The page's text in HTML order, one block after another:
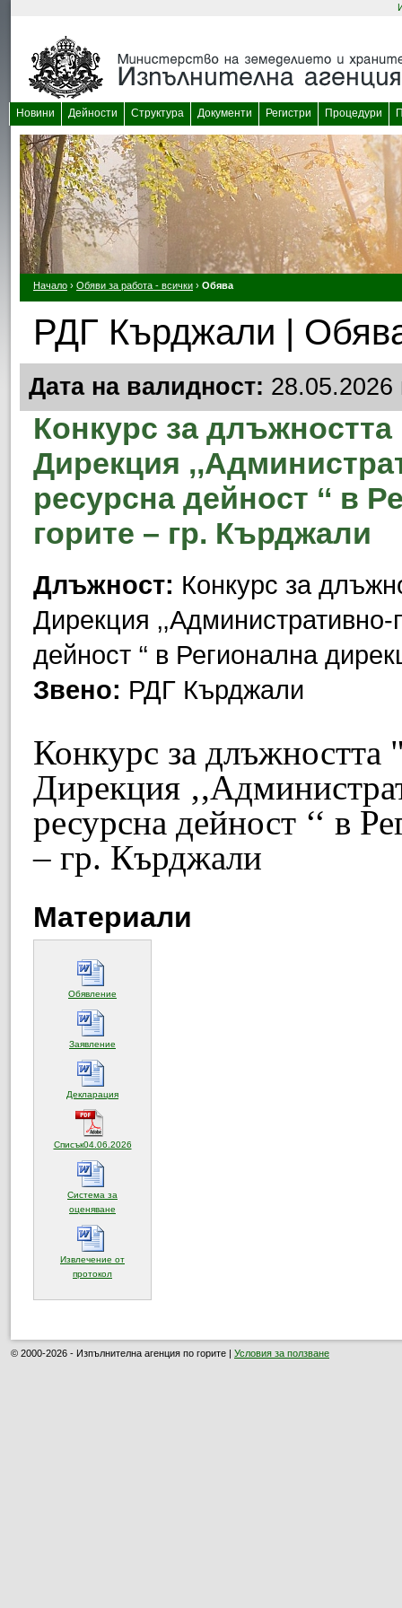
Новини Дейности Структура Документи Регистри Процедури
Начало › Обяви за работа - всички › Обява
РДГ Кърджали |
Дата на валидност: 28.05.2026
Конкурс за
Дирекция
ресурсна дейност ‘‘ в
горите – гр. Кърджали
Длъжност: Конкурс за
Дирекция
дейност ‘‘ в Регионална
Звено: РДГ Кърджали
Конкурс за длъжността
Дирекция
ресурсна дейност ‘‘ в
– гр. Кърджали
Материали
Обявление
Заявление
Декларация(отваря се в нов прозорец)
Списък04.06.2026(отваря се в нов прозорец)
Система за
оценяване
Извлечение от
протокол(отваря се в нов прозорец)
© 2000-2026 - Изпълнителна агенция по горите | Условия за ползване